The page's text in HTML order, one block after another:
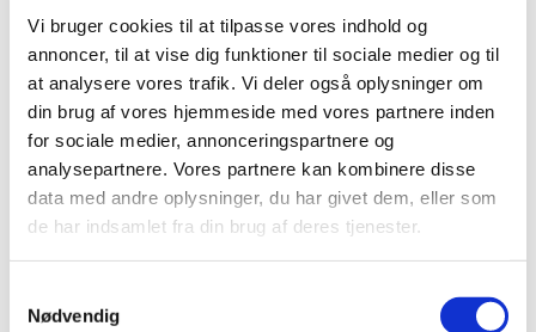
Vi bruger cookies til at tilpasse vores indhold og
annoncer, til at vise dig funktioner til sociale medier og til
at analysere vores trafik. Vi deler også oplysninger om
din brug af vores hjemmeside med vores partnere inden
for sociale medier, annonceringspartnere og
analysepartnere. Vores partnere kan kombinere disse
data med andre oplysninger, du har givet dem, eller som
de har indsamlet fra din brug af deres tjenester.
Nødvendig
Please note that this website including guidelines has yet
to be updated regarding theregulation (EU) 2019/6on
veterinary medicinal products. We refer to the Danish
website for the updated information.
Contact
+45 4488 9595